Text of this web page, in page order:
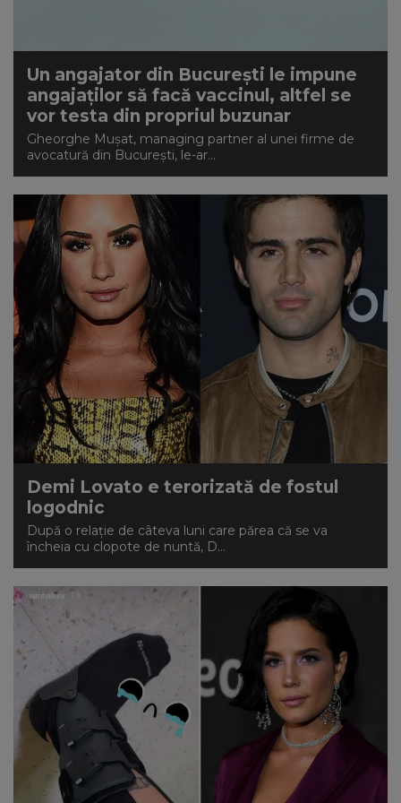
Un angajator din București le impune
angajaților să facă vaccinul, altfel se
vor testa din propriul buzunar
Gheorghe Mușat, managing partner al unei firme de
avocatură din București, le-ar...
Demi Lovato e terorizată de fostul
logodnic
După o relație de câteva luni care părea că se va
încheia cu clopote de nuntă, D...